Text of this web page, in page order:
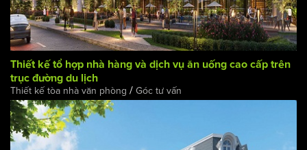
Thiết kế tổ hợp nhà hàng và dịch vụ ăn uống cao cấp trên
trục đường du lịch
Thiết kế tòa nhà văn phòng